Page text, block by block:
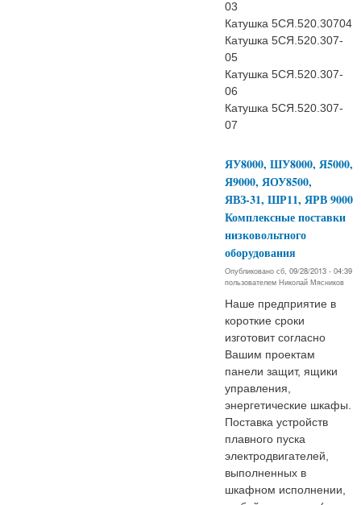
03
Катушка 5СЯ.520.30704
Катушка 5СЯ.520.307-
05
Катушка 5СЯ.520.307-
06
Катушка 5СЯ.520.307-
07
ЯУ8000, ШУ8000, Я5000,
Я9000, ЯОУ8500,
ЯВЗ-31, ШР11, ЯРВ 9000
Комплексные поставки
низковольтного
оборудования
Опубликовано сб, 09/28/2013 - 04:39
пользователем Николай Мясников
Наше предприятие в
короткие сроки
изготовит согласно
Вашим проектам
панели защит, ящики
управления,
энергетические шкафы.
Поставка устройств
плавного пуска
электродвигателей,
выполненных в
шкафном исполнении,